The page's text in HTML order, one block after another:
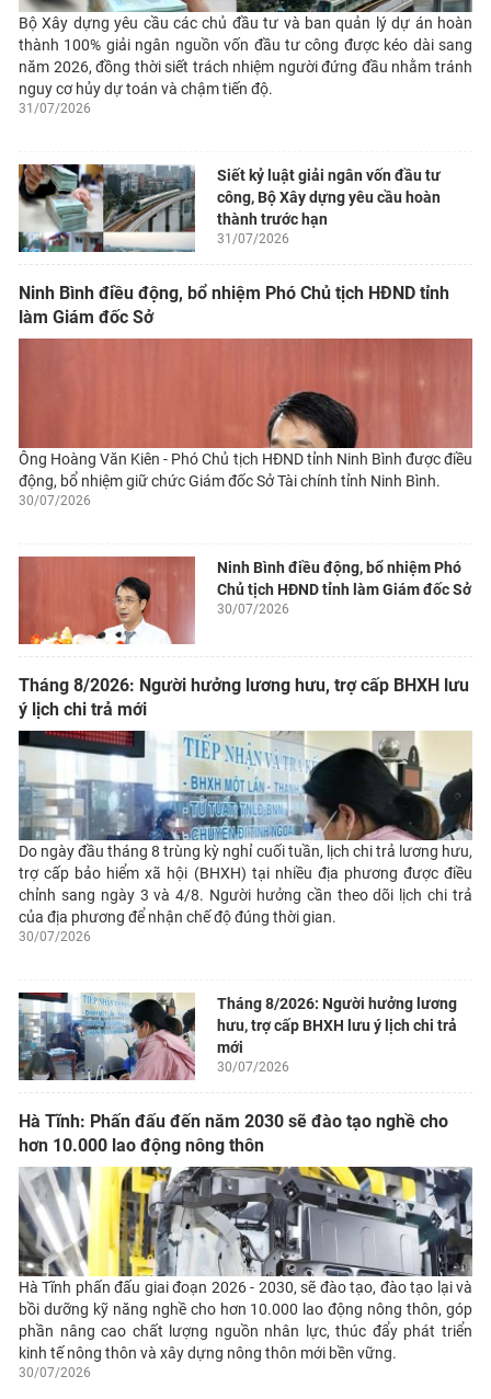
Bộ Xây dựng yêu cầu các chủ đầu tư và ban quản lý dự án hoàn
thành 100% giải ngân nguồn vốn đầu tư công được kéo dài sang
năm 2026, đồng thời siết trách nhiệm người đứng đầu nhằm tránh
nguy cơ hủy dự toán và chậm tiến độ.
31/07/2026
Siết kỷ luật giải ngân vốn đầu tư
công, Bộ Xây dựng yêu cầu hoàn
thành trước hạn
31/07/2026
Ninh Bình điều động, bổ nhiệm Phó Chủ tịch HĐND tỉnh
làm Giám đốc Sở
Ông Hoàng Văn Kiên - Phó Chủ tịch HĐND tỉnh Ninh Bình được điều
động, bổ nhiệm giữ chức Giám đốc Sở Tài chính tỉnh Ninh Bình.
30/07/2026
Ninh Bình điều động, bổ nhiệm Phó
Chủ tịch HĐND tỉnh làm Giám đốc Sở
30/07/2026
Tháng 8/2026: Người hưởng lương hưu, trợ cấp BHXH lưu
ý lịch chi trả mới
Do ngày đầu tháng 8 trùng kỳ nghỉ cuối tuần, lịch chi trả lương hưu,
trợ cấp bảo hiểm xã hội (BHXH) tại nhiều địa phương được điều
chỉnh sang ngày 3 và 4/8. Người hưởng cần theo dõi lịch chi trả
của địa phương để nhận chế độ đúng thời gian.
30/07/2026
Tháng 8/2026: Người hưởng lương
hưu, trợ cấp BHXH lưu ý lịch chi trả
mới
30/07/2026
Hà Tĩnh: Phấn đấu đến năm 2030 sẽ đào tạo nghề cho
hơn 10.000 lao động nông thôn
Hà Tĩnh phấn đấu giai đoạn 2026 - 2030, sẽ đào tạo, đào tạo lại và
bồi dưỡng kỹ năng nghề cho hơn 10.000 lao động nông thôn, góp
phần nâng cao chất lượng nguồn nhân lực, thúc đẩy phát triển
kinh tế nông thôn và xây dựng nông thôn mới bền vững.
30/07/2026